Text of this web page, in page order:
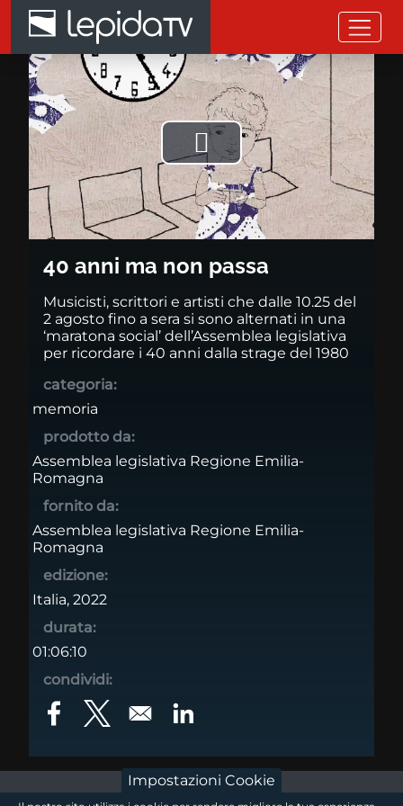
Salta al contenuto principale
40 anni ma non passa
Riprodurre
il
video
40 anni ma non passa
Musicisti, scrittori e artisti che dalle 10.25 del
2 agosto fino a sera si sono alternati in una
‘maratona social’ dell’Assemblea legislativa
per ricordare i 40 anni dalla strage del 1980
categoria:
memoria
prodotto da:
Assemblea legislativa Regione Emilia-
Romagna
fornito da:
Assemblea legislativa Regione Emilia-
Romagna
edizione:
Italia, 2022
durata:
01:06:10
condividi:
Opens in a new window
Opens in a new windowOpens in a new window
footer - sezione logo 1
Impostazioni Cookie